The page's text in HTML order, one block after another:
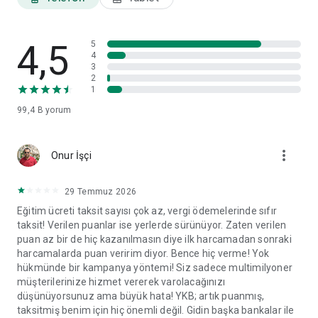
World Mobil'i yorumlarınız doğrultusunda geliştirmeye devam
edeceğiz.
4,5
99,4 B yorum
5
4
3
2
1
Onur İşçi more_vert
29 Temmuz 2026
Eğitim ücreti taksit sayısı çok az, vergi ödemelerinde sıfır
taksit! Verilen puanlar ise yerlerde sürünüyor. Zaten verilen
puan az bir de hiç kazanılmasın diye ilk harcamadan sonraki
harcamalarda puan veririm diyor. Bence hiç verme! Yok
hükmünde bir kampanya yöntemi! Siz sadece multimilyoner
müşterilerinize hizmet vererek varolacağınızı
düşünüyorsunuz ama büyük hata! YKB; artık puanmış,
taksitmiş benim için hiç önemli değil. Gidin başka bankalar ile